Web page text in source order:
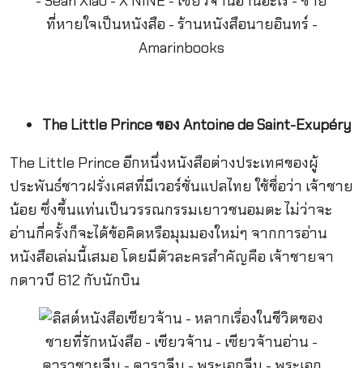
The Little Prince ของ Antoine de Saint-Exupéry
The Little Prince อีกหนึ่งหนังสือต่างประเทศของผู้
ประพันธ์ชาวฝรั่งเศสที่มีเวอร์ชั่นแปลไทย ใช้ชื่อว่า เจ้าชาย
น้อย ซึ่งขึ้นแท่นเป็นวรรณกรรมเยาวชนอมตะ ไม่ว่าจะ
อ่านกี่ครั้งก็จะได้ข้อคิดหรือมุมมองใหม่ๆ จากการอ่าน
หนังสือเล่มนี้เสมอ โดยมีตัวละครสำคัญคือ เจ้าชายจา
กดาวบี 612 กับนักบิน